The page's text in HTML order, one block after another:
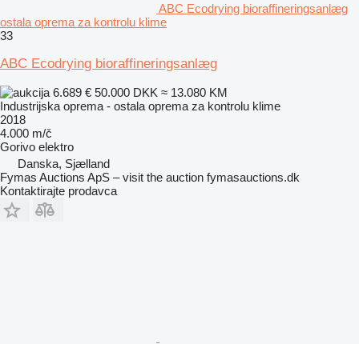
ABC Ecodrying bioraffineringsanlæg
ostala oprema za kontrolu klime
33
ABC Ecodrying bioraffineringsanlæg
6.689 € 50.000 DKK ≈ 13.080 KM
Industrijska oprema - ostala oprema za kontrolu klime
2018
4.000 m/č
Gorivo elektro
Danska, Sjælland
Fymas Auctions ApS – visit the auction fymasauctions.dk
Kontaktirajte prodavca